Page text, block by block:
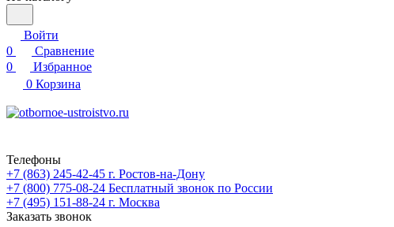
Войти
0
Сравнение
0
Избранное
0 Корзина
Телефоны
+7 (863) 245-42-45 г. Ростов-на-Дону
+7 (800) 775-08-24 Бесплатный звонок по России
+7 (495) 151-88-24 г. Москва
Заказать звонок